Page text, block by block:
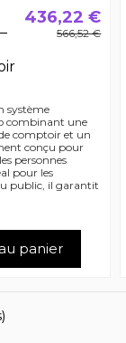
436,22 €
566,52 €
système
combinant une
comptoir et un
conçu pour
personnes
pour les
public, il garantit
panier